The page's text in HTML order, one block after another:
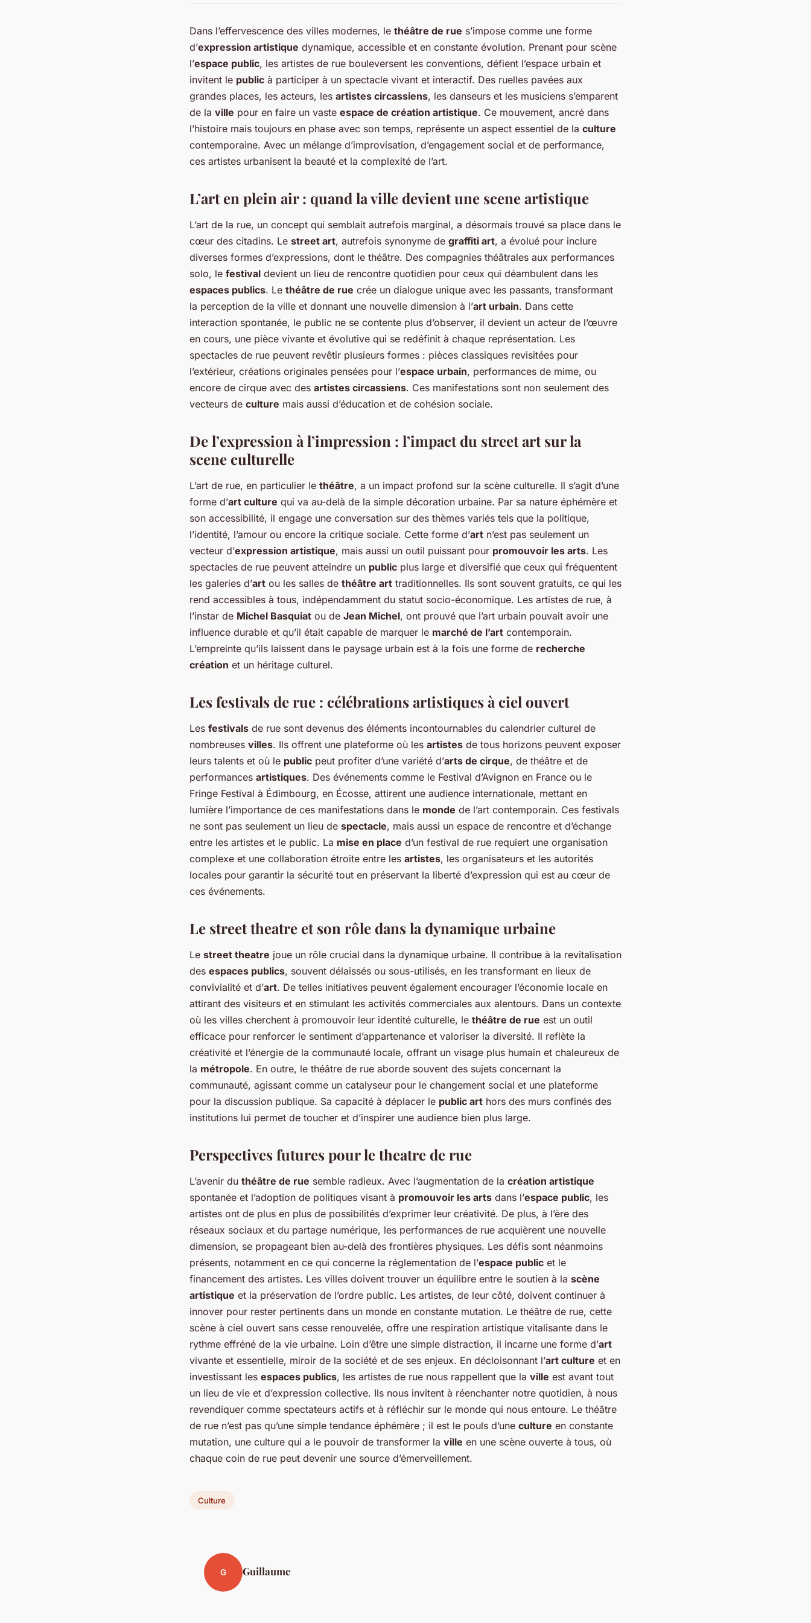
Dans l’effervescence des villes modernes, le théâtre de rue s’impose comme une forme
d’expression artistique dynamique, accessible et en constante évolution. Prenant pour scène
l’espace public, les artistes de rue bouleversent les conventions, défient l’espace urbain et
invitent le public à participer à un spectacle vivant et interactif. Des ruelles pavées aux
grandes places, les acteurs, les artistes circassiens, les danseurs et les musiciens s’emparent
de la ville pour en faire un vaste espace de création artistique. Ce mouvement, ancré dans
l’histoire mais toujours en phase avec son temps, représente un aspect essentiel de la culture
contemporaine. Avec un mélange d’improvisation, d’engagement social et de performance,
ces artistes urbanisent la beauté et la complexité de l’art.
L’art en plein air : quand la ville devient une scene artistique
L’art de la rue, un concept qui semblait autrefois marginal, a désormais trouvé sa place dans le
cœur des citadins. Le street art, autrefois synonyme de graffiti art, a évolué pour inclure
diverses formes d’expressions, dont le théâtre. Des compagnies théâtrales aux performances
solo, le festival devient un lieu de rencontre quotidien pour ceux qui déambulent dans les
espaces publics. Le théâtre de rue crée un dialogue unique avec les passants, transformant
la perception de la ville et donnant une nouvelle dimension à l’art urbain. Dans cette
interaction spontanée, le public ne se contente plus d’observer, il devient un acteur de l’œuvre
en cours, une pièce vivante et évolutive qui se redéfinit à chaque représentation. Les
spectacles de rue peuvent revêtir plusieurs formes : pièces classiques revisitées pour
l’extérieur, créations originales pensées pour l’espace urbain, performances de mime, ou
encore de cirque avec des artistes circassiens. Ces manifestations sont non seulement des
vecteurs de culture mais aussi d’éducation et de cohésion sociale.
De l’expression à l’impression : l’impact du street art sur la
scene culturelle
L’art de rue, en particulier le théâtre, a un impact profond sur la scène culturelle. Il s’agit d’une
forme d’art culture qui va au-delà de la simple décoration urbaine. Par sa nature éphémère et
son accessibilité, il engage une conversation sur des thèmes variés tels que la politique,
l’identité, l’amour ou encore la critique sociale. Cette forme d’art n’est pas seulement un
vecteur d’expression artistique, mais aussi un outil puissant pour promouvoir les arts. Les
spectacles de rue peuvent atteindre un public plus large et diversifié que ceux qui fréquentent
les galeries d’art ou les salles de théâtre art traditionnelles. Ils sont souvent gratuits, ce qui les
rend accessibles à tous, indépendamment du statut socio-économique. Les artistes de rue, à
l’instar de Michel Basquiat ou de Jean Michel, ont prouvé que l’art urbain pouvait avoir une
influence durable et qu’il était capable de marquer le marché de l’art contemporain.
L’empreinte qu’ils laissent dans le paysage urbain est à la fois une forme de recherche
création et un héritage culturel.
Les festivals de rue : célébrations artistiques à ciel ouvert
Les festivals de rue sont devenus des éléments incontournables du calendrier culturel de
nombreuses villes. Ils offrent une plateforme où les artistes de tous horizons peuvent exposer
leurs talents et où le public peut profiter d’une variété d’arts de cirque, de théâtre et de
performances artistiques. Des événements comme le Festival d’Avignon en France ou le
Fringe Festival à Édimbourg, en Écosse, attirent une audience internationale, mettant en
lumière l’importance de ces manifestations dans le monde de l’art contemporain. Ces festivals
ne sont pas seulement un lieu de spectacle, mais aussi un espace de rencontre et d’échange
entre les artistes et le public. La mise en place d’un festival de rue requiert une organisation
complexe et une collaboration étroite entre les artistes, les organisateurs et les autorités
locales pour garantir la sécurité tout en préservant la liberté d’expression qui est au cœur de
ces événements.
Le street theatre et son rôle dans la dynamique urbaine
Le street theatre joue un rôle crucial dans la dynamique urbaine. Il contribue à la revitalisation
des espaces publics, souvent délaissés ou sous-utilisés, en les transformant en lieux de
convivialité et d’art. De telles initiatives peuvent également encourager l’économie locale en
attirant des visiteurs et en stimulant les activités commerciales aux alentours. Dans un contexte
où les villes cherchent à promouvoir leur identité culturelle, le théâtre de rue est un outil
efficace pour renforcer le sentiment d’appartenance et valoriser la diversité. Il reflète la
créativité et l’énergie de la communauté locale, offrant un visage plus humain et chaleureux de
la métropole. En outre, le théâtre de rue aborde souvent des sujets concernant la
communauté, agissant comme un catalyseur pour le changement social et une plateforme
pour la discussion publique. Sa capacité à déplacer le public art hors des murs confinés des
institutions lui permet de toucher et d’inspirer une audience bien plus large.
Perspectives futures pour le theatre de rue
L’avenir du théâtre de rue semble radieux. Avec l’augmentation de la création artistique
spontanée et l’adoption de politiques visant à promouvoir les arts dans l’espace public, les
artistes ont de plus en plus de possibilités d’exprimer leur créativité. De plus, à l’ère des
réseaux sociaux et du partage numérique, les performances de rue acquièrent une nouvelle
dimension, se propageant bien au-delà des frontières physiques. Les défis sont néanmoins
présents, notamment en ce qui concerne la réglementation de l’espace public et le
financement des artistes. Les villes doivent trouver un équilibre entre le soutien à la scène
artistique et la préservation de l’ordre public. Les artistes, de leur côté, doivent continuer à
innover pour rester pertinents dans un monde en constante mutation. Le théâtre de rue, cette
scène à ciel ouvert sans cesse renouvelée, offre une respiration artistique vitalisante dans le
rythme effréné de la vie urbaine. Loin d’être une simple distraction, il incarne une forme d’art
vivante et essentielle, miroir de la société et de ses enjeux. En décloisonnant l’art culture et en
investissant les espaces publics, les artistes de rue nous rappellent que la ville est avant tout
un lieu de vie et d’expression collective. Ils nous invitent à réenchanter notre quotidien, à nous
revendiquer comme spectateurs actifs et à réfléchir sur le monde qui nous entoure. Le théâtre
de rue n’est pas qu’une simple tendance éphémère ; il est le pouls d’une culture en constante
mutation, une culture qui a le pouvoir de transformer la ville en une scène ouverte à tous, où
chaque coin de rue peut devenir une source d’émerveillement.
Culture
G Guillaume